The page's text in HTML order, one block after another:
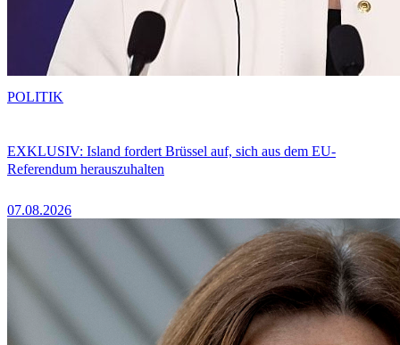
EXKLUSIV: Island fordert Brüssel auf, sich aus dem EU-
Referendum herauszuhalten
07.08.2026
POLITIK